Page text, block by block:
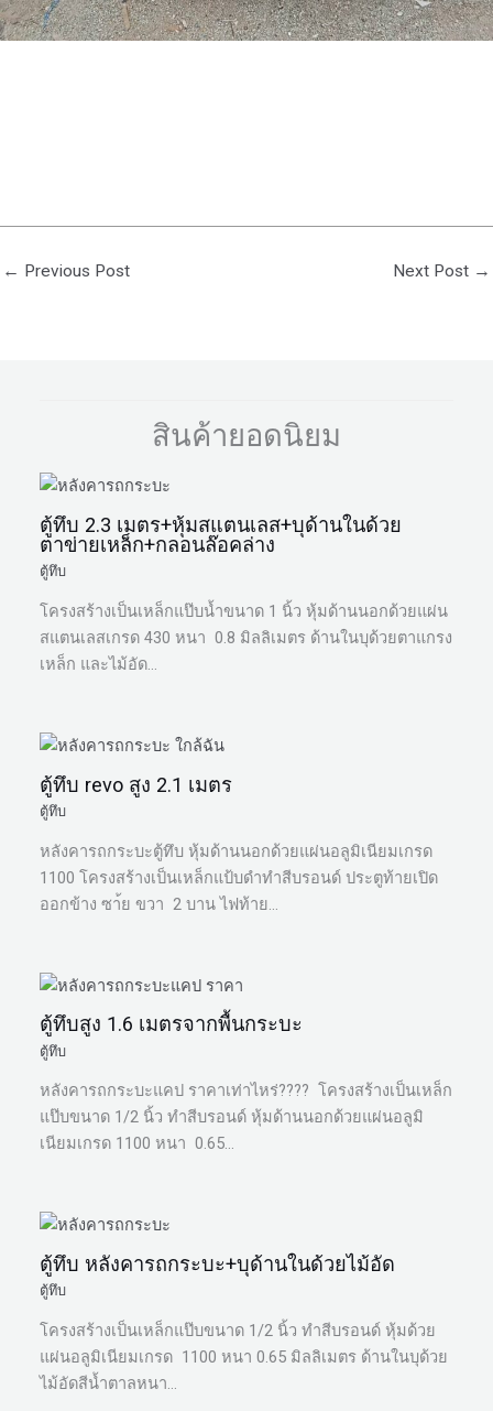
← Previous Post Next Post →
สินค้ายอดนิยม
ตู้ทึบ 2.3 เมตร+หุ้มสแตนเลส+บุด้านในด้วย
ตาข่ายเหล็ก+กลอนล๊อคล่าง
ตู้ทึบ
โครงสร้างเป็นเหล็กแป๊บน้ำขนาด 1 นิ้ว หุ้มด้านนอกด้วยแผ่น
สแตนเลสเกรด 430 หนา 0.8 มิลลิเมตร ด้านในบุด้วยตาแกรง
เหล็ก และไม้อัด…
ตู้ทึบ revo สูง 2.1 เมตร
ตู้ทึบ
หลังคารถกระบะตู้ทึบ หุ้มด้านนอกด้วยแผ่นอลูมิเนียมเกรด
1100 โครงสร้างเป็นเหล็กแป้บดำทำสีบรอนด์ ประตูท้ายเปิด
ออกข้าง ซา้ย ขวา 2 บาน ไฟท้าย…
ตู้ทึบสูง 1.6 เมตรจากพื้นกระบะ
ตู้ทึบ
หลังคารถกระบะแคป ราคาเท่าไหร่???? โครงสร้างเป็นเหล็ก
แป๊บขนาด 1/2 นิ้ว ทำสีบรอนด์ หุ้มด้านนอกด้วยแผ่นอลูมิ
เนียมเกรด 1100 หนา 0.65…
ตู้ทึบ หลังคารถกระบะ+บุด้านในด้วยไม้อัด
ตู้ทึบ
โครงสร้างเป็นเหล็กแป๊บขนาด 1/2 นิ้ว ทำสีบรอนด์ หุ้มด้วย
แผ่นอลูมิเนียมเกรด 1100 หนา 0.65 มิลลิเมตร ด้านในบุด้วย
ไม้อัดสีน้ำตาลหนา…